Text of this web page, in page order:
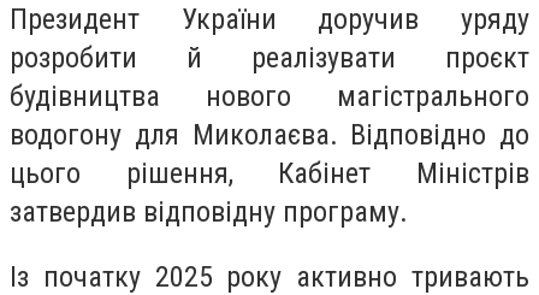
Президент України доручив уряду
розробити й реалізувати проєкт
будівництва нового магістрального
водогону для Миколаєва. Відповідно до
цього рішення, Кабінет Міністрів
затвердив відповідну програму.
Із початку 2025 року активно тривають